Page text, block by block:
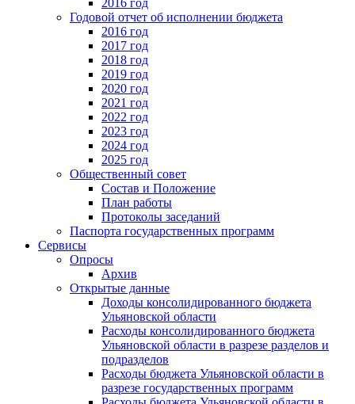
Годовой отчет об исполнении бюджета
2016 год
2017 год
2018 год
2019 год
2020 год
2021 год
2022 год
2023 год
2024 год
2025 год
Общественный совет
Состав и Положение
План работы
Протоколы заседаний
Паспорта государственных программ
Сервисы
Опросы
Архив
Открытые данные
Доходы консолидированного бюджета
Ульяновской области
Расходы консолидированного бюджета
Ульяновской области в разрезе разделов и
подразделов
Расходы бюджета Ульяновской области в
разрезе государственных программ